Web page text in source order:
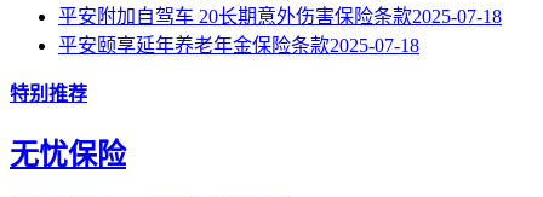
平安附加自驾车 20长期意外伤害保险条款2025-07-18
平安颐享延年养老年金保险条款2025-07-18
特别推荐
无忧保险